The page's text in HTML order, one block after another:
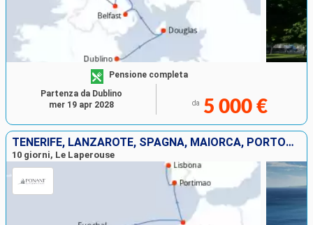
Pensione completa
da 5 000 €
Partenza da Dublino
mer 19 apr 2028
TENERIFE, LANZAROTE, SPAGNA, MAIORCA, PORTOGALLO, MAROCCO
10 giorni, Le Laperouse